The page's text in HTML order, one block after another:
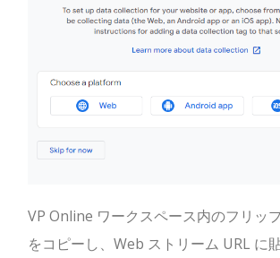
VP Online ワークスペース内のフリッ
をコピーし、Web ストリーム URL に